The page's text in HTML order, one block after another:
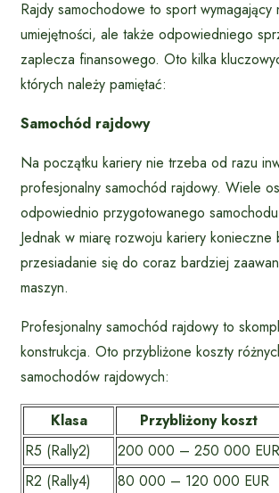
Rajdy samochodowe to sport wymagający
umiejętności, ale także odpowiedniego
zaplecza finansowego. Oto kilka
których należy pamiętać:
Samochód rajdowy
Na początku kariery nie trzeba od razu
profesjonalny samochód rajdowy. Wiele
odpowiednio przygotowanego
Jednak w miarę rozwoju kariery konieczne
przesiadanie się do coraz bardziej
maszyn.
Profesjonalny samochód rajdowy to
konstrukcja. Oto przybliżone koszty
samochodów rajdowych:
Klasa
Przybliżony koszt
R5 (Rally2)
200 000 – 250 000 EUR
R2 (Rally4)
80 000 – 120 000 EUR